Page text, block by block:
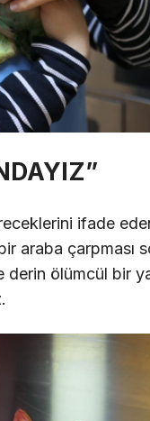
ifade
araba çarpması
ölümcül bir